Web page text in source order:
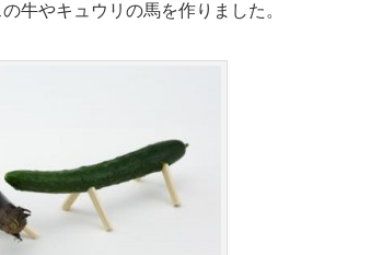
牛やキュウリの馬を作りました。